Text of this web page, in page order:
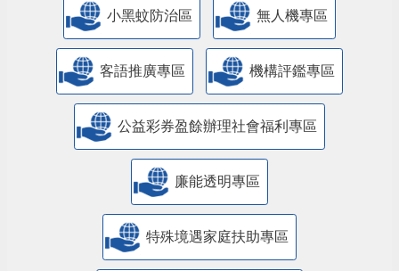
小黑蚊防治區 無人機專區
客語推廣專區 機構評鑑專區
公益彩券盈餘辦理社會福利專區
廉能透明專區
特殊境遇家庭扶助專區